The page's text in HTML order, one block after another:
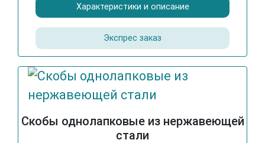
Характеристики и описание
Экспрес заказ
Скобы однолапковые из нержавеющей
стали